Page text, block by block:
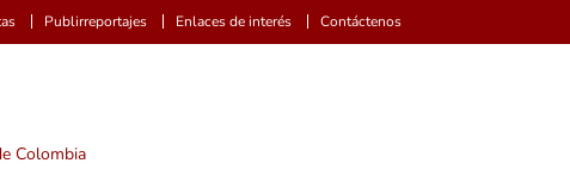
Publirreportajes Enlaces de interés Contáctenos
Colombia